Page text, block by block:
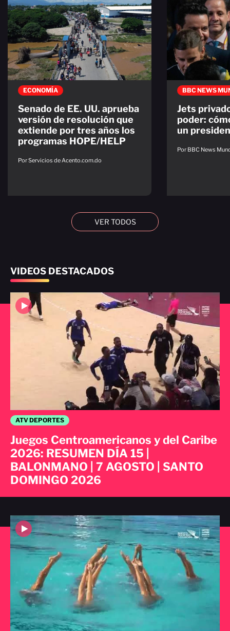
ECONOMÍA
Senado de EE. UU. aprueba
versión de resolución que
extiende por tres años los
programas HOPE/HELP
Por Servicios de Acento.com.do
BBC NEWS
Jets
poder:
un
Por BBC News
VER TODOS
VIDEOS DESTACADOS
ATV DEPORTES
Juegos Centroamericanos y del Caribe
2026: RESUMEN DÍA 15 |
BALONMANO | 7 AGOSTO | SANTO
DOMINGO 2026